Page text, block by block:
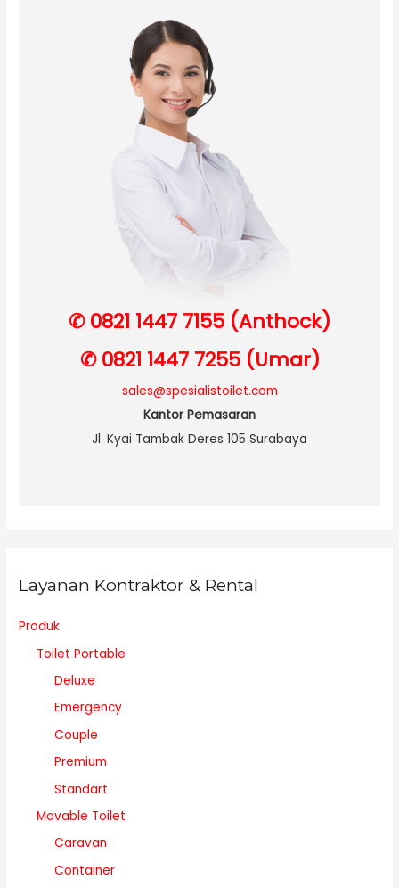
✆ 0821 1447 7155 (Anthock)
✆ 0821 1447 7255 (Umar)
sales@spesialistoilet.com
Kantor Pemasaran
Jl. Kyai Tambak Deres 105 Surabaya
Layanan Kontraktor & Rental
Produk
Toilet Portable
Deluxe
Emergency
Couple
Premium
Standart
Movable Toilet
Caravan
Container